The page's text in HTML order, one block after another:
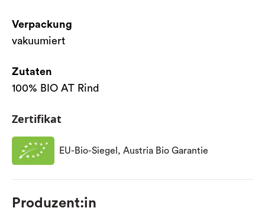
Verpackung
vakuumiert
Zutaten
100% BIO AT Rind
Zertifikat
EU-Bio-Siegel, Austria Bio Garantie
Produzent:in